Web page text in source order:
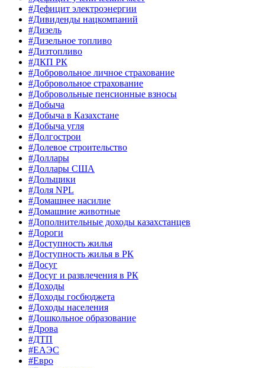
#Дефицит электроэнергии
#Дивиденды нацкомпаний
#Дизель
#Дизельное топливо
#Дизтопливо
#ДКП РК
#Добровольное личное страхование
#Добровольное страхование
#Добровольные пенсионные взносы
#Добыча
#Добыча в Казахстане
#Добыча угля
#Долгострои
#Долевое строительство
#Доллары
#Доллары США
#Дольщики
#Доля NPL
#Домашнее насилие
#Домашние животные
#Дополнительные доходы казахстанцев
#Дороги
#Доступность жилья
#Доступность жилья в РК
#Досуг
#Досуг и развлечения в РК
#Доходы
#Доходы госбюджета
#Доходы населения
#Дошкольное образование
#Дрова
#ДТП
#ЕАЭС
#Евро